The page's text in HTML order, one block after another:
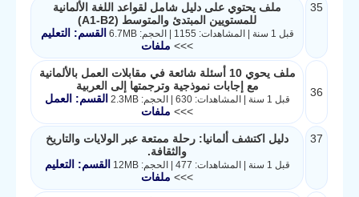
35
ملف يحتوي على دليل شامل لقواعد اللغة الألمانية
للمستويين المبتدئ والمتوسط (A1-B2)
قبل 1 سنة | المشاهدات: 1155 | الحجم: 6.7MB
القسم: التعليم
>>> ملفات
36
ملف يحوي 10 أسئلة شائعة في مقابلات العمل بالألمانية
مع إجابات نموذجية وترجمتها إلى العربية
قبل 1 سنة | المشاهدات: 630 | الحجم: 2.3MB
القسم: العمل
>>> ملفات
37
دليل اكتشف ألمانيا: رحلة ممتعة عبر الولايات والتاريخ
والثقافة.
قبل 1 سنة | المشاهدات: 477 | الحجم: 12MB
القسم: التعليم
>>> ملفات